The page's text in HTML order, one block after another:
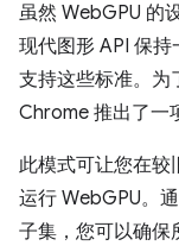
虽然 WebGPU 的
现代图形 API 保
支持这些标准。为
Chrome 推出了一
此模式可让您在较
运行 WebGPU。
子集，您可以确保